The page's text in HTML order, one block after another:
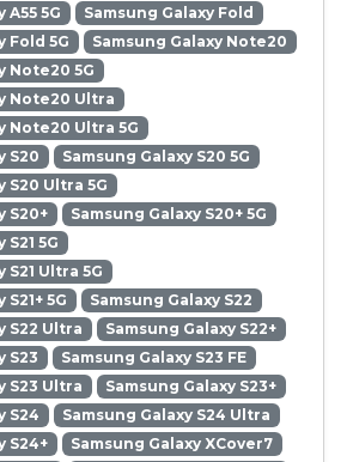
A55 5G
Samsung Galaxy Fold
Fold 5G
Samsung Galaxy Note20
Note20 5G
Note20 Ultra
Note20 Ultra 5G
S20
Samsung Galaxy S20 5G
S20 Ultra 5G
S20+
Samsung Galaxy S20+ 5G
5G
S21 Ultra 5G
5G
Samsung Galaxy S22
S22 Ultra
Samsung Galaxy S22+
S23
Samsung Galaxy S23 FE
S23 Ultra
Samsung Galaxy S23+
S24
Samsung Galaxy S24 Ultra
S24+
Samsung Galaxy XCover7